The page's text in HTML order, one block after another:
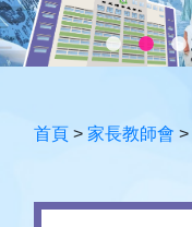
首頁 > 家長教師會 >